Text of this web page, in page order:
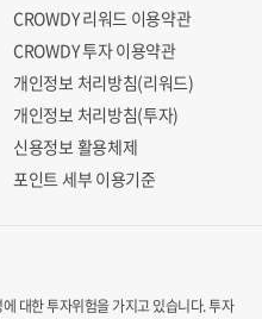
CROWDY 리워드 이용약관
CROWDY 투자 이용약관
개인정보 처리방침(리워드)
개인정보 처리방침(투자)
신용정보 활용체제
포인트 세부 이용기준
대한 투자위험을 가지고 있습니다.투자